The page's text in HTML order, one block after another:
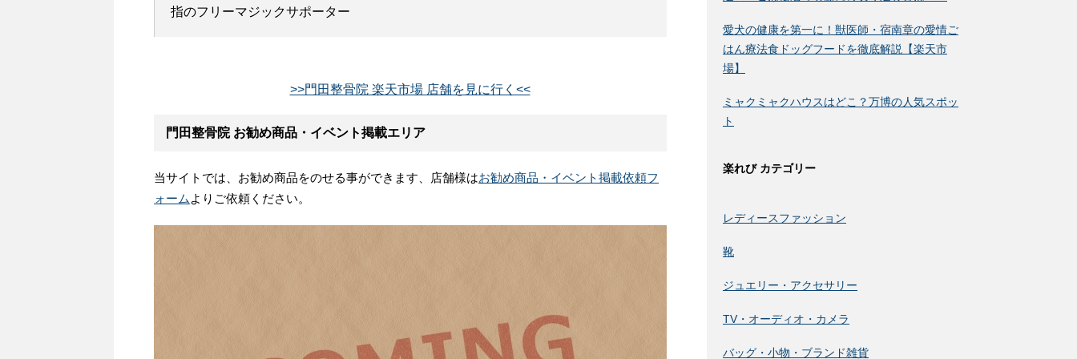
指のフリーマジックサポーター
>>門田整骨院 楽天市場 店舗を見に行く<<
門田整骨院 お勧め商品・イベント掲載エリア
当サイトでは、お勧め商品をのせる事ができます、店舗様はお勧め商品・イベント掲載依頼フ
ォーム よりご依頼ください。
愛犬の健康を第一に！獣医師・宿南章の愛情ご
はん療法食ドッグフードを徹底解説【楽天市
場】
ミャクミャクハウスはどこ？万博の人気スポッ
ト
楽れび カテゴリー
レディースファッション
靴
ジュエリー・アクセサリー
TV・オーディオ・カメラ
バッグ・小物・ブランド雑貨